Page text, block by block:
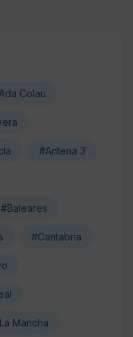
Colau
#Antena 3
#Baleares
#Cantabria
Mancha